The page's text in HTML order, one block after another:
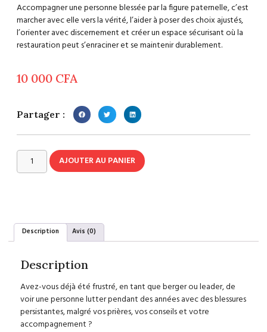
Accompagner une personne blessée par la figure paternelle, c’est
marcher avec elle vers la vérité, l’aider à poser des choix ajustés,
l’orienter avec discernement et créer un espace sécurisant où la
restauration peut s’enraciner et se maintenir durablement.
10 000 CFA
Partager :
AJOUTER AU PANIER
Description Avis (0)
Description
Avez-vous déjà été frustré, en tant que berger ou leader, de
voir une personne lutter pendant des années avec des blessures
persistantes, malgré vos prières, vos conseils et votre
accompagnement ?